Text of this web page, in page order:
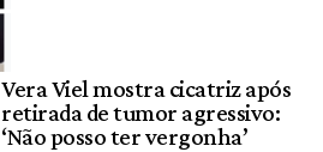
Vera Viel mostra cicatriz após
retirada de tumor agressivo:
‘Não posso ter vergonha’